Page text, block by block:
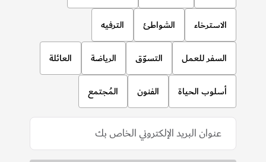
الاسترخاء الشواطئ الترفيه
السفر للعمل التسوّق الرياضة العائلة
أسلوب الحياة الفنون المُجتمع